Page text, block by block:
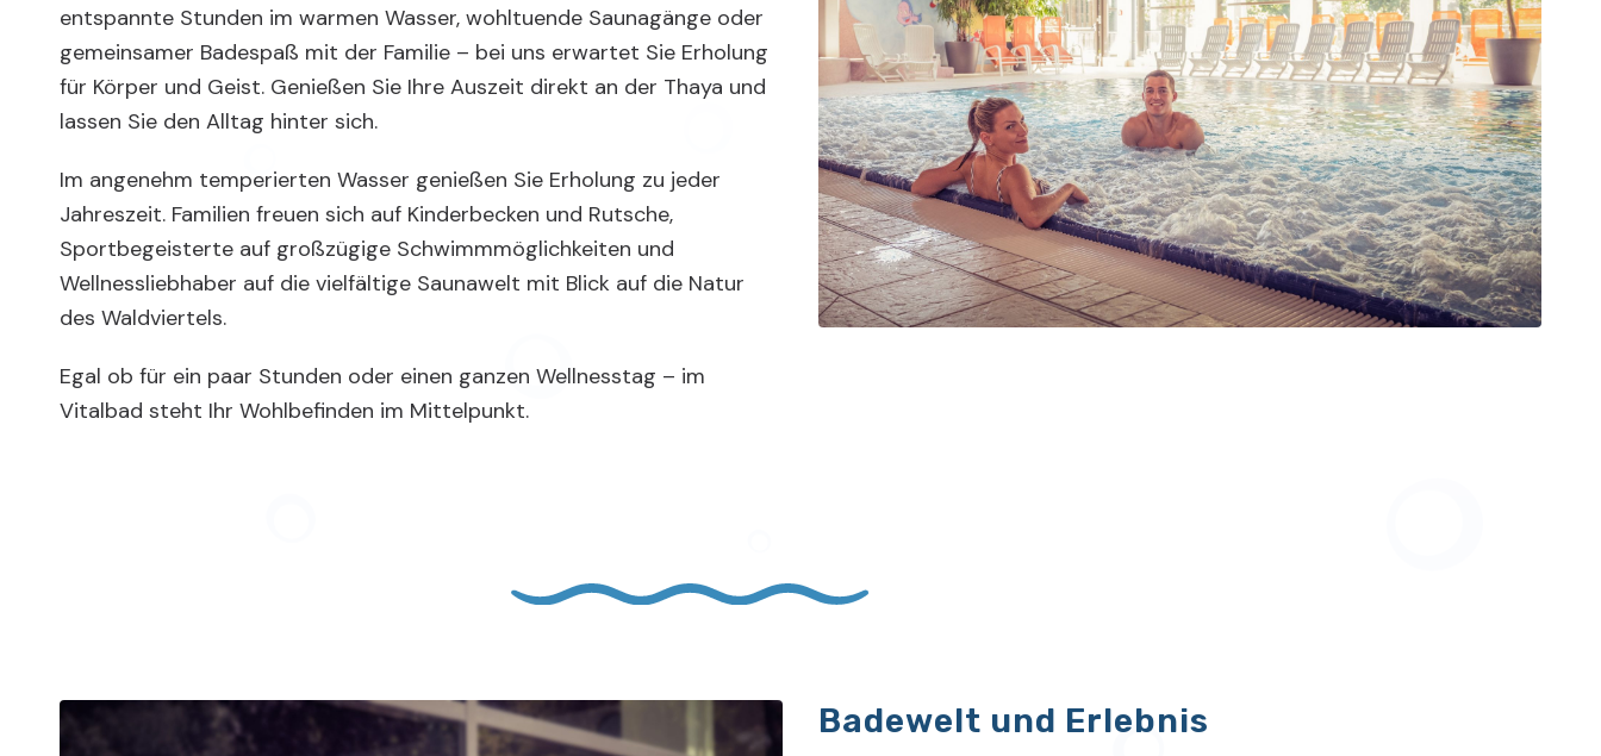
entspannte Stunden im warmen Wasser, wohltuende Saunagänge oder
gemeinsamer Badespaß mit der Familie – bei uns erwartet Sie Erholung
für Körper und Geist. Genießen Sie Ihre Auszeit direkt an der Thaya und
lassen Sie den Alltag hinter sich.
Im angenehm temperierten Wasser genießen Sie Erholung zu jeder
Jahreszeit. Familien freuen sich auf Kinderbecken und Rutsche,
Sportbegeisterte auf großzügige Schwimmmöglichkeiten und
Wellnessliebhaber auf die vielfältige Saunawelt mit Blick auf die Natur
des Waldviertels.
Egal ob für ein paar Stunden oder einen ganzen Wellnesstag – im
Vitalbad steht Ihr Wohlbefinden im Mittelpunkt.
Badewelt und Erlebnis